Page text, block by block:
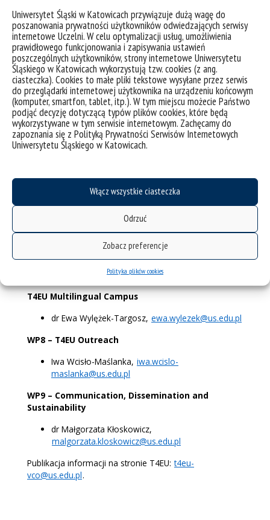
Uniwersytet Śląski w Katowicach przywiązuje dużą wagę do
poszanowania prywatności użytkowników odwiedzających serwisy
internetowe Uczelni. W celu optymalizacji usług, umożliwienia
prawidłowego funkcjonowania i zapisywania ustawień
poszczególnych użytkowników, strony internetowe Uniwersytetu
Śląskiego w Katowicach wykorzystują tzw. cookies (z ang.
ciasteczka). Cookies to małe pliki tekstowe wysyłane przez serwis
do przeglądarki internetowej użytkownika na urządzeniu końcowym
(komputer, smartfon, tablet, itp.). W tym miejscu możecie Państwo
podjąć decyzję dotyczącą typów plików cookies, które będą
wykorzystywane w tym serwisie internetowym. Zachęcamy do
zapoznania się z Polityką Prywatności Serwisów Internetowych
Uniwersytetu Śląskiego w Katowicach.
Włącz wszystkie ciasteczka
Odrzuć
Zobacz preferencje
Polityka plików cookies
T4EU early-stage researchers’s academy
prof. Damian Guzek,damian.guzek@us.edu.pl
WP6 – T4EU Green Campus Life, Inclusion and
Wellbeing
Emilia Mielaniuk,emilia.mielaniuk@us.edu.pl
T4EU Diverse and inclusive Campus
Anna Nawrot,anna.nawrot@us.edu.pl
T4EU Green Campus
WP7 – T4EU Common Heritage and
dr Agata Stronciwilk,agata.stronciwilk@us.edu.pl
dr Lubomira Trojan,lubomira.trojan@us.edu.pl–
kampus w Cieszynie
T4EU Multilingual Campus
dr Ewa Wylężek-Targosz, ewa.wylezek@us.edu.pl
WP8 – T4EU Outreach
Iwa Wcisło-Maślanka, iwa.wcislo-
maslanka@us.edu.pl
WP9 – Communication, Dissemination and
Sustainability
dr Małgorzata Kłoskowicz,
malgorzata.kloskowicz@us.edu.pl
Publikacja informacji na stronie T4EU: t4eu-
vco@us.edu.pl.